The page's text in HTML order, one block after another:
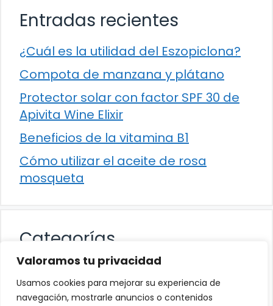
Valoramos tu privacidad
Usamos cookies para mejorar su experiencia de
navegación, mostrarle anuncios o contenidos
Entradas recientes
¿Cuál es la utilidad del Eszopiclona?
Compota de manzana y plátano
Protector solar con factor SPF 30 de
Apivita Wine Elixir
Beneficios de la vitamina B1
Cómo utilizar el aceite de rosa
mosqueta
Categorías
Alimentación
Destacados